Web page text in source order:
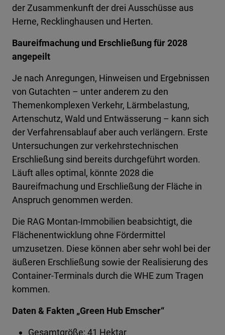
der Zusammenkunft der drei Ausschüsse aus
Herne, Recklinghausen und Herten.
Baureifmachung und Erschließung für 2028
angepeilt
Je nach Anregungen, Hinweisen und Ergebnissen
von Gutachten – unter anderem zu den
Themenkomplexen Verkehr, Lärmbelastung,
Artenschutz, Wald und Entwässerung – kann sich
der Verfahrensablauf aber auch verlängern. Erste
Untersuchungen zur verkehrstechnischen
Erschließung sind bereits durchgeführt worden.
Läuft alles optimal, könnte 2028 die
Baureifmachung und Erschließung der Fläche in
Anspruch genommen werden.
Die RAG Montan-Immobilien beabsichtigt, die
Flächenentwicklung ohne Fördermittel
umzusetzen. Diese können aber sehr wohl bei der
äußeren Erschließung sowie der Realisierung des
Container-Terminals durch die WHE zum Tragen
kommen.
Daten & Fakten „Green Hub Emscher“
Gesamtgröße: 41 Hektar